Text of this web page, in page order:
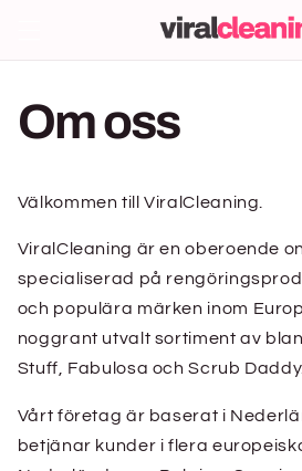
Om oss
Välkommen till ViralCleaning.
ViralCleaning är en oberoende
specialiserad på
och populära märken inom
noggrant utvalt sortiment av
Stuff, Fabulosa och Scrub
Vårt företag är baserat i
betjänar kunder i flera